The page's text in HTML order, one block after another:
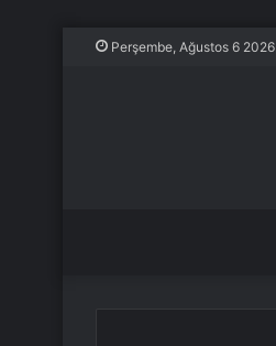
Perşembe, Ağustos 6 2026